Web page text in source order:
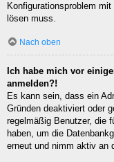
Konfigurationsproblem
lösen muss.
Nach oben
Ich habe mich vor
anmelden?!
Es kann sein, dass ein
Gründen deaktiviert oder
regelmäßig Benutzer, die
haben, um die
erneut und nimm aktiv an